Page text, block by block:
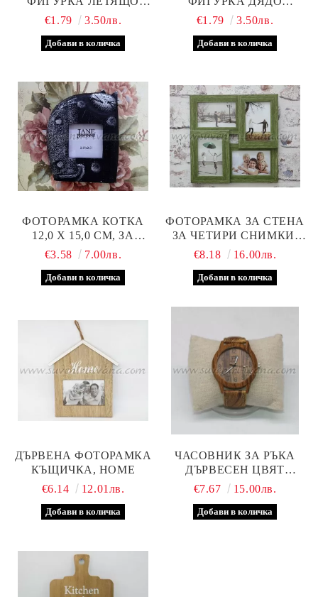
АНГЕЛЧЕ
€1.79 3.50лв.
КОЛЕДА СЪС СЪРЦЕ
€1.79 3.50лв.
ФОТОРАМКА КОТКА
12,0 Х 15,0 СМ, ЗА
СНИМКИ 6,0 Х 6,0 СМ
€3.58 7.00лв.
ФОТОРАМКА ЗА СТЕНА
ЗА ЧЕТИРИ СНИМКИ,
ЗЕЛЕНА
€8.18 16.00лв.
ДЪРВЕНА ФОТОРАМКА
КЪЩИЧКА, HOME
€6.14
12.01лв.
ЧАСОВНИК ЗА РЪКА
ДЪРВЕСЕН ЦВЯТ
МАРКА 'PINBO', МОДЕЛ
€7.67 15.00лв.